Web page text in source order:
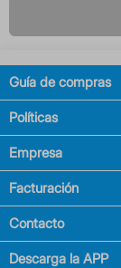
Guía de compras
Políticas
Empresa
Facturación
Contacto
Descarga la APP